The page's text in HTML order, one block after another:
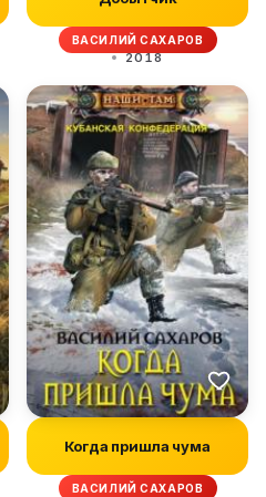
ВАСИЛИЙ САХАРОВ
2018
Когда пришла чума
ВАСИЛИЙ САХАРОВ